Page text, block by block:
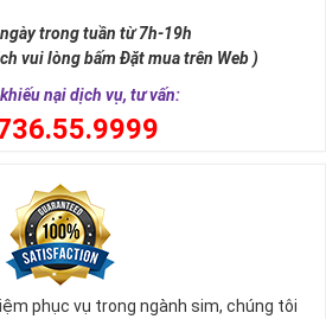
vô cùng hợp lý phù hợp với nhiều đối
người sử dụng của mình hài lòng
cuộc sống của mình.
mạng này sở hữu 12 đầu số dành
và 21 đầu số điện thoại cố định,
4 đầu số 10 số cũ 096, 097, 098,
từ 11 số về là 032, 033, 034,
ngày trong tuần từ 7h-19h
vui lòng bấm Đặt mua trên Web )
nại dịch vụ, tư vấn:
phục vụ trong ngành sim, chúng tôi